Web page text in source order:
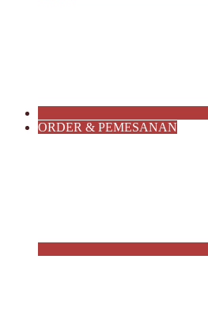
ORDER & PEMESANAN